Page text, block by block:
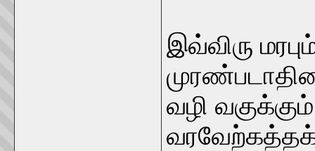
இவ்விரு
வழி